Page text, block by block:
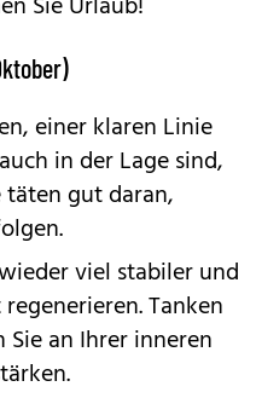
einer klaren Linie
in der Lage sind,
täten gut daran,
viel stabiler und
Tanken
an Ihrer inneren